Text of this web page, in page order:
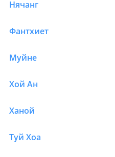
Нячанг
Фантхиет
Муйне
Хой Ан
Ханой
Туй Хоа